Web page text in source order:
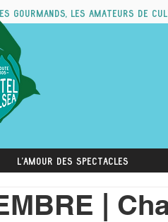
gourmands, les amateurs de
L'amour des spectacles
|